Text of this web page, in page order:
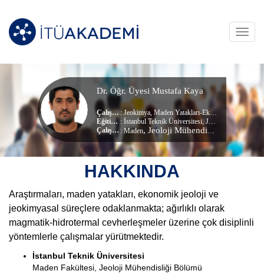
Dr. Öğr. Üyesi Mustafa Kaya
Çalışma Alanları:Jeokimya, Maden Yatakları-Ekonomik Jeoloji ,
Eğitim Durumu
: İstanbul Teknik Üniversitesi, Jeoloji Mühendisliği (dr) (Doktora)
Çalıştığı Birim :Maden, Jeoloji Mühendisliği Bölümü
HAKKINDA
Araştırmaları, maden yatakları, ekonomik jeoloji ve
jeokimyasal süreçlere odaklanmakta; ağırlıklı olarak
magmatik-hidrotermal cevherleşmeler üzerine çok disiplinli
yöntemlerle çalışmalar yürütmektedir.
İstanbul Teknik Üniversitesi
Maden Fakültesi, Jeoloji Mühendisliği Bölümü